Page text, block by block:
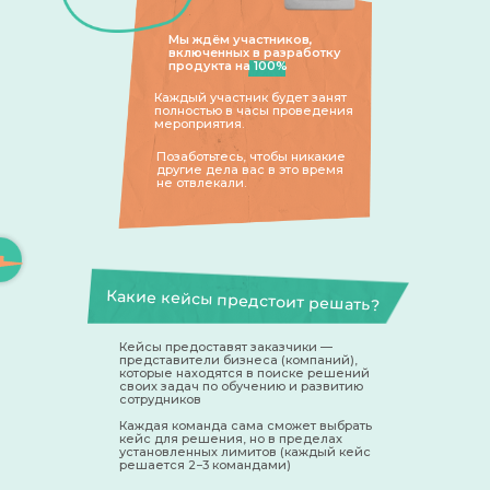
Какие кейсы предстоит решать?
Кейсы предоставят заказчики —
представители бизнеса (компаний),
которые находятся в поиске решений
своих задач по обучению и развитию
сотрудников
Каждая команда сама сможет выбрать
кейс для решения, но в пределах
установленных лимитов (каждый кейс
решается 2−3 командами)
Мы ждём участников,
включенных в разработку
продукта на 100%
Каждый участник будет занят
полностью в часы проведения
мероприятия.
Позаботьтесь, чтобы никакие
другие дела вас в это время
не отвлекали.